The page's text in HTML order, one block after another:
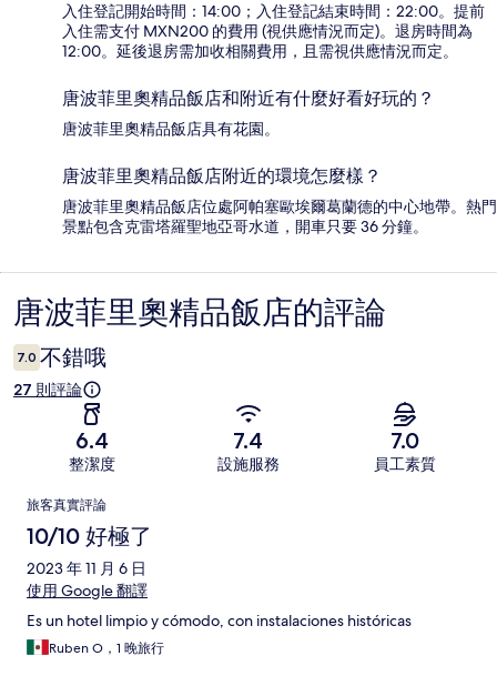
入住登記開始時間：14:00；入住登記結束時間：22:00。提前
入住需支付 MXN200 的費用 (視供應情況而定)。退房時間為
12:00。延後退房需加收相關費用，且需視供應情況而定。
唐波菲里奧精品飯店和附近有什麼好看好玩的？
唐波菲里奧精品飯店具有花園。
唐波菲里奧精品飯店附近的環境怎麼樣？
唐波菲里奧精品飯店位處阿帕塞歐埃爾葛蘭德的中心地帶。熱門
景點包含克雷塔羅聖地亞哥水道，開車只要 36 分鐘。
評
論
唐波菲里奧精品飯店的評論
7.0 不錯哦
27 則評論
6.4
整潔度
7.4
設施服務
7.0
員工素質
評
論
旅客真實評論
10/10 好極了
2023 年 11 月 6 日
使用 Google 翻譯
Es un hotel limpio y cómodo, con instalaciones históricas
Ruben O，1 晚旅行